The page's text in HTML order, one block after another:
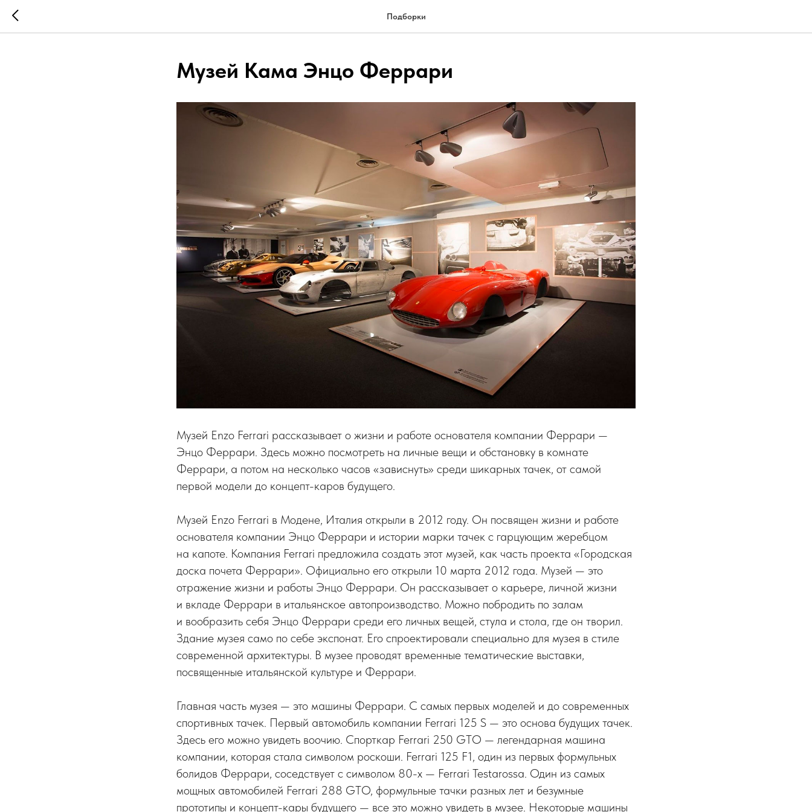
Подборки
Музей Кама Энцо Феррари
Музей Enzo Ferrari рассказывает о жизни и работе основателя компании Феррари —
Энцо Феррари. Здесь можно посмотреть на личные вещи и обстановку в комнате
Феррари, а потом на несколько часов «зависнуть» среди шикарных тачек, от самой
первой модели до концепт-каров будущего.
Музей Enzo Ferrari в Модене, Италия открыли в 2012 году. Он посвящен жизни и работе
основателя компании Энцо Феррари и истории марки тачек с гарцующим жеребцом
на капоте. Компания Ferrari предложила создать этот музей, как часть проекта «Городская
доска почета Феррари». Официально его открыли 10 марта 2012 года. Музей — это
отражение жизни и работы Энцо Феррари. Он рассказывает о карьере, личной жизни
и вкладе Феррари в итальянское автопроизводство. Можно побродить по залам
и вообразить себя Энцо Феррари среди его личных вещей, стула и стола, где он творил.
Здание музея само по себе экспонат. Его спроектировали специально для музея в стиле
современной архитектуры. В музее проводят временные тематические выставки,
посвященные итальянской культуре и Феррари.
Главная часть музея — это машины Феррари. С самых первых моделей и до современных
спортивных тачек. Первый автомобиль компании Ferrari 125 S — это основа будущих тачек.
Здесь его можно увидеть воочию. Спорткар Ferrari 250 GTO — легендарная машина
компании, которая стала символом роскоши. Ferrari 125 F1, один из первых формульных
болидов Феррари, соседствует с символом 80-х — Ferrari Testarossa. Один из самых
мощных автомобилей Ferrari 288 GTO, формульные тачки разных лет и безумные
прототипы и концепт-кары будущего — все это можно увидеть в музее. Некоторые машины